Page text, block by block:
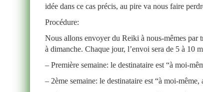
idée dans ce cas précis, au pire va nous faire
Procédure:
Nous allons envoyer du Reiki à nous-mêmes par
à dimanche. Chaque jour, l’envoi sera de 5 à 10
– Première semaine: le destinataire est “à moi-
– 2ème semaine: le destinataire est “à moi-